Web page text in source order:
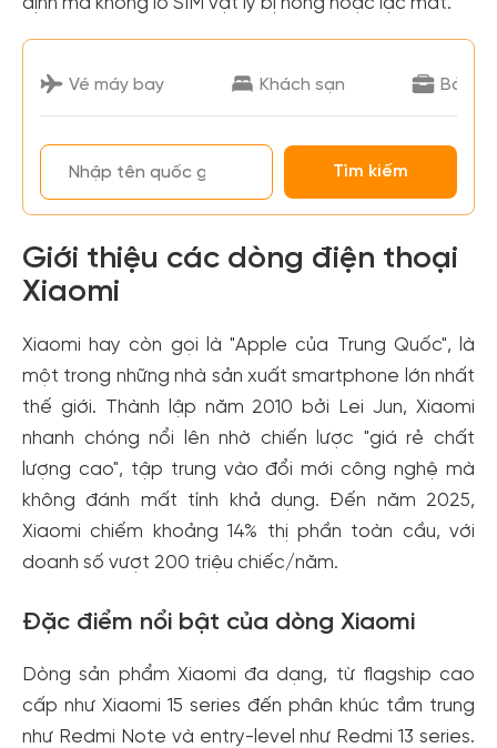
Giới thiệu các dòng điện thoại
Xiaomi
Xiaomi hay còn gọi là "Apple của Trung Quốc", là
một trong những nhà sản xuất smartphone lớn nhất
thế giới. Thành lập năm 2010 bởi Lei Jun, Xiaomi
nhanh chóng nổi lên nhờ chiến lược "giá rẻ chất
lượng cao", tập trung vào đổi mới công nghệ mà
không đánh mất tính khả dụng. Đến năm 2025,
Xiaomi chiếm khoảng 14% thị phần toàn cầu, với
doanh số vượt 200 triệu chiếc/năm.
Đặc điểm nổi bật của dòng Xiaomi
Dòng sản phẩm Xiaomi đa dạng, từ flagship cao
cấp như Xiaomi 15 series đến phân khúc tầm trung
như Redmi Note và entry-level như Redmi 13 series.